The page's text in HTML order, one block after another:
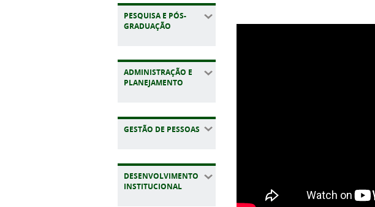
PESQUISA E PÓS-
GRADUAÇÃO
ADMINISTRAÇÃO E
PLANEJAMENTO
GESTÃO DE PESSOAS
DESENVOLVIMENTO
INSTITUCIONAL